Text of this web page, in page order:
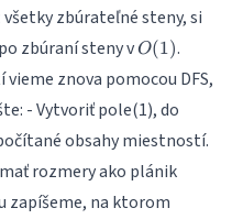
zbúrateľné steny, si
zbúraní steny vO(1)
O(1).
znova pomocou DFS,
- Vytvoriť pole(1), do
obsahy miestností.
rozmery ako plánik
zapíšeme, na ktorom